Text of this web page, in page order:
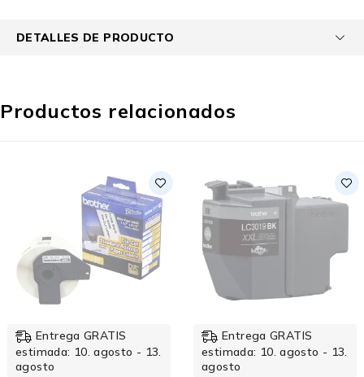
DETALLES DE PRODUCTO
Productos relacionados
Entrega GRATIS
estimada: 10. agosto - 13.
agosto
Entrega GRATIS
estimada: 10. agosto - 13.
agosto